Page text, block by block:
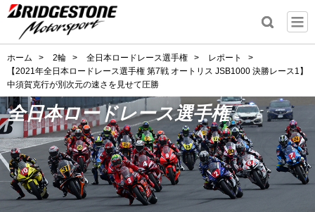
ホーム > 2輪 > 全日本ロードレース選手権 > レポート
>
【2021年全日本ロードレース選手権 第7戦 オートリス JSB1000 決勝レース1】
中須賀克行が別次元の速さを見せて圧勝
全日本ロードレース選手権